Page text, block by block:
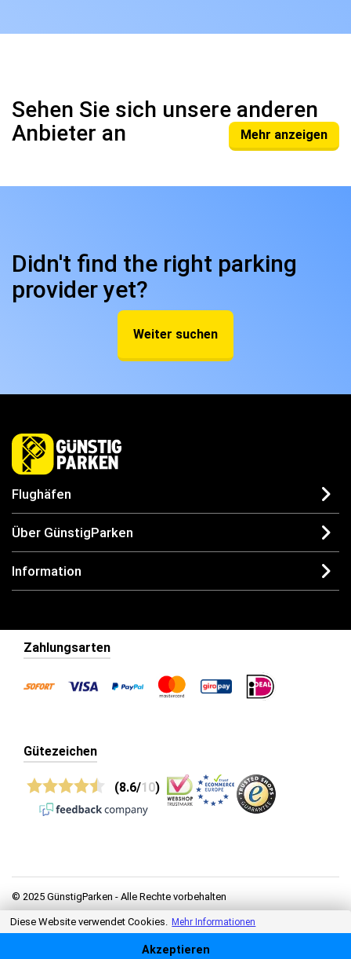
Sehen Sie sich unsere anderen
Anbieter an
Mehr anzeigen
Didn't find the right parking
provider yet?
Weiter suchen
Flughäfen
Über GünstigParken
Information
Zahlungsarten
Gütezeichen
(8.6/10)
© 2025 GünstigParken - Alle Rechte vorbehalten
Datenschutz
Diese Website verwendet Cookies. Mehr Informationen
Akzeptieren